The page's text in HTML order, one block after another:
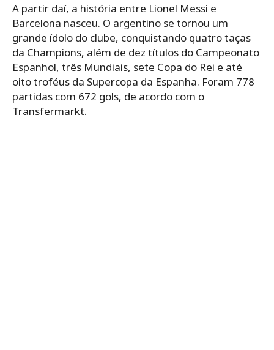
A partir daí, a história entre Lionel Messi e
Barcelona nasceu. O argentino se tornou um
grande ídolo do clube, conquistando quatro taças
da Champions, além de dez títulos do Campeonato
Espanhol, três Mundiais, sete Copa do Rei e até
oito troféus da Supercopa da Espanha. Foram 778
partidas com 672 gols, de acordo com o
Transfermarkt.